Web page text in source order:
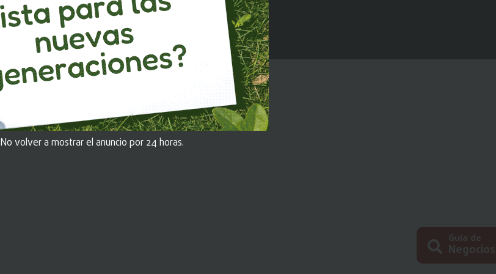
Guía de
No volver a mostrar el anuncio por 24 horas.